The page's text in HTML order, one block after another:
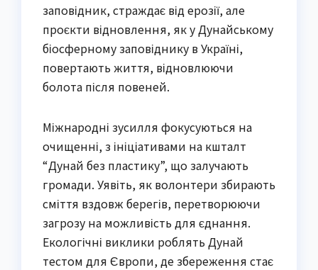
заповідник, страждає від ерозії, але
проєкти відновлення, як у Дунайському
біосферному заповіднику в Україні,
повертають життя, відновлюючи
болота після повеней.
Міжнародні зусилля фокусуються на
очищенні, з ініціативами на кшталт
“Дунай без пластику”, що залучають
громади. Уявіть, як волонтери збирають
сміття вздовж берегів, перетворюючи
загрозу на можливість для єднання.
Екологічні виклики роблять Дунай
тестом для Європи, де збереження стає